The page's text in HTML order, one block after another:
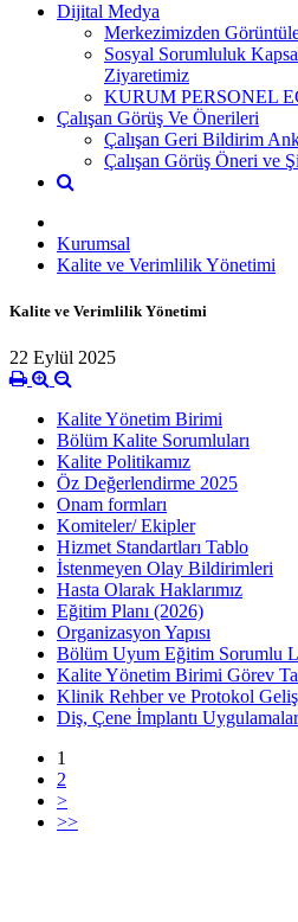
Dijital Medya
Merkezimizden
Sosyal Sorumluluk
Ziyaretimiz
KURUM PERSONEL
Çalışan Görüş Ve Önerileri
Çalışan Geri Bildirim
Çalışan Görüş Öneri ve
Kurumsal
Kalite ve Verimlilik Yönetimi
Kalite ve Verimlilik Yönetimi
22 Eylül 2025
Kalite Yönetim Birimi
Bölüm Kalite Sorumluları
Kalite Politikamız
Öz Değerlendirme 2025
Onam formları
Komiteler/ Ekipler
Hizmet Standartları Tablo
İstenmeyen Olay Bildirimleri
Hasta Olarak Haklarımız
Eğitim Planı (2026)
Organizasyon Yapısı
Bölüm Uyum Eğitim Sorumlu
Kalite Yönetim Birimi Görev
Klinik Rehber ve Protokol
Diş, Çene İmplantı
1
2
>
>>